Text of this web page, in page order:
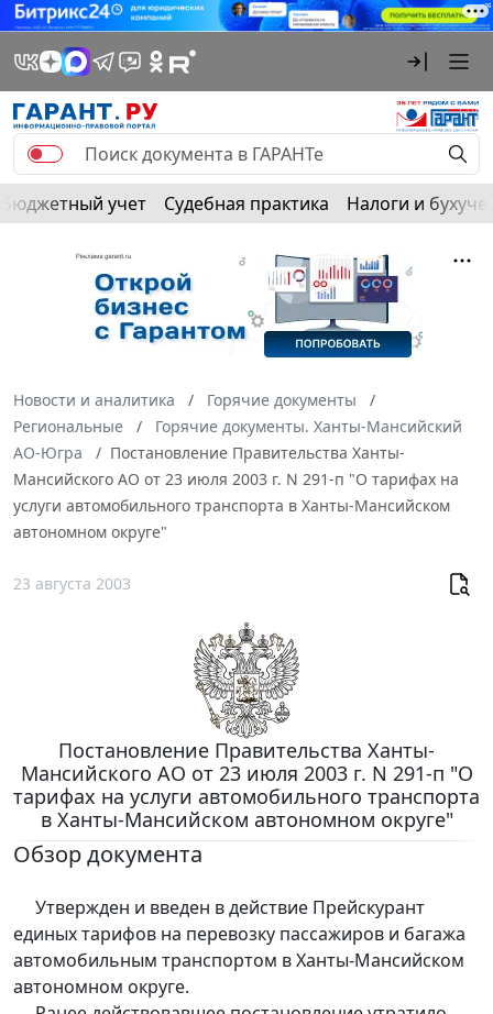
Бюджетный учет Судебная практика Налоги и
Новости и аналитика
Горячие документы
Региональные
Горячие документы. Ханты-Мансийский
АО-Югра
Постановление Правительства Ханты-
Мансийского АО от 23 июля 2003 г. N 291-п "О тарифах на
услуги автомобильного транспорта в Ханты-Мансийском
автономном округе"
23 августа 2003
Постановление Правительства Ханты-
Мансийского АО от 23 июля 2003 г. N 291-п "О
тарифах на услуги автомобильного транспорта
в Ханты-Мансийском автономном округе"
Обзор документа
Утвержден и введен в действие Прейскурант
единых тарифов на перевозку пассажиров и багажа
автомобильным транспортом в Ханты-Мансийском
автономном округе.